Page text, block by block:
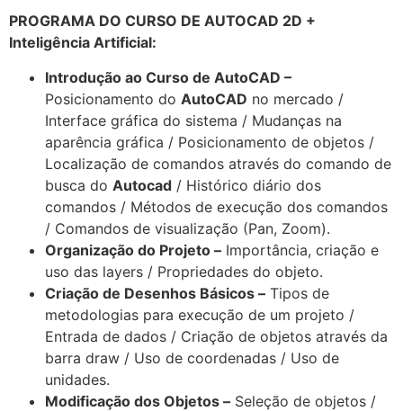
PROGRAMA DO CURSO DE AUTOCAD 2D +
Inteligência Artificial:
Introdução ao Curso de AutoCAD –
Posicionamento do AutoCAD no mercado /
Interface gráfica do sistema / Mudanças na
aparência gráfica / Posicionamento de objetos /
Localização de comandos através do comando de
busca do Autocad / Histórico diário dos
comandos / Métodos de execução dos comandos
/ Comandos de visualização (Pan, Zoom).
Organização do Projeto – Importância, criação e
uso das layers / Propriedades do objeto.
Criação de Desenhos Básicos – Tipos de
metodologias para execução de um projeto /
Entrada de dados / Criação de objetos através da
barra draw / Uso de coordenadas / Uso de
unidades.
Modificação dos Objetos – Seleção de objetos /